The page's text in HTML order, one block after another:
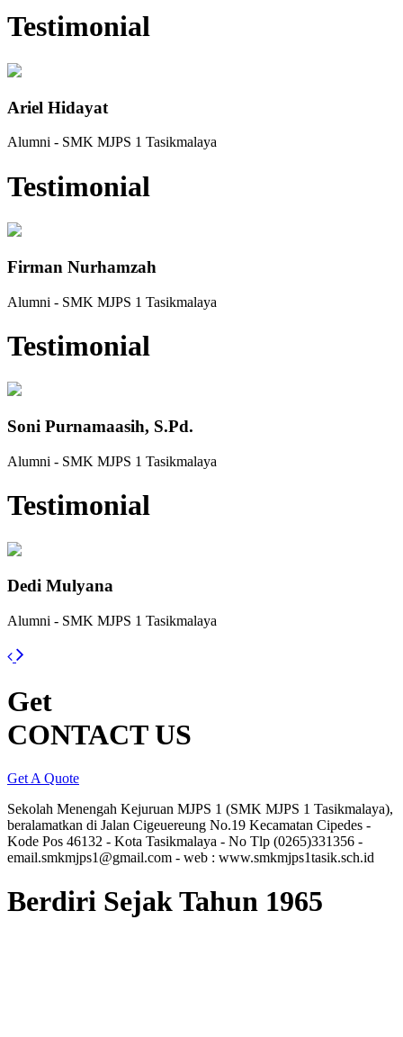
Testimonial
Ariel Hidayat
Alumni - SMK MJPS 1 Tasikmalaya
Testimonial
Firman Nurhamzah
Alumni - SMK MJPS 1 Tasikmalaya
Testimonial
Soni Purnamaasih, S.Pd.
Alumni - SMK MJPS 1 Tasikmalaya
Testimonial
Dedi Mulyana
Alumni - SMK MJPS 1 Tasikmalaya
Get
CONTACT US
Get A Quote
Sekolah Menengah Kejuruan MJPS 1 (SMK MJPS 1 Tasikmalaya),
beralamatkan di Jalan Cigeuereung No.19 Kecamatan Cipedes -
Kode Pos 46132 - Kota Tasikmalaya - No Tlp (0265)331356 -
email.smkmjps1@gmail.com - web : www.smkmjps1tasik.sch.id
Berdiri Sejak Tahun 1965